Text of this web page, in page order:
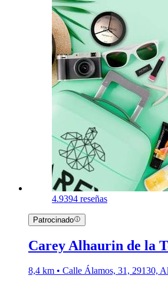
4.9394 reseñas
Patrocinado
Carey Alhaurin de la
8,4 km • Calle Álamos, 31, 29130,